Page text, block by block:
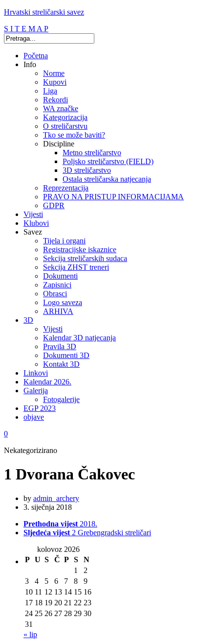
Hrvatski streličarski savez
S I T E M A P
Početna
Info
Norme
Kupovi
Liga
Rekordi
WA značke
Kategorizacija
O streličarstvu
Tko se može baviti?
Discipline
Metno streličarstvo
Poljsko streličarstvo (FIELD)
3D streličarstvo
Ostala streličarska natjecanja
Reprezentacija
PRAVO NA PRISTUP INFORMACIJAMA
GDPR
Vijesti
Klubovi
Savez
Tijela i organi
Registracijske iskaznice
Sekcija streličarskih sudaca
Sekcija ZHST treneri
Dokumenti
Zapisnici
Obrasci
Logo saveza
ARHIVA
3D
Vijesti
Kalendar 3D natjecanja
Pravila 3D
Dokumenti 3D
Kontakt 3D
Linkovi
Kalendar 2026.
Galerija
Fotogalerije
EGP 2023
objave
0
Nekategorizirano
1 Dvorana Čakovec
by admin_archery
3. siječnja 2018
Prethodna vijest 2018.
Sljedeća vijest 2 Grebengradski streličari
kolovoz 2026
P U S Č P S
N
1
2
3
4 5 6 7 8
9
10 11 12 13 14 15 16
17 18 19 20 21 22 23
24 25 26 27 28 29 30
31
« lip